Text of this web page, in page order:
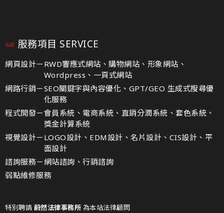
服務項目 SERVICE
網頁設計－ RWD響應式網站、購物網站、形象網站、
Wordpress、一頁式網站
網路行銷－SEO關鍵字與內容優化、GPT/GEO 生成式搜尋優
化服務
程式開發－會員系統、電商系統、直銷分潤系統、套色系統、
獎金計算系統
視覺設計－ LOGO設計、EDM設計、名片設計、CIS設計、平
面設計
諮詢服務－ 網站諮詢、行銷諮詢
弱點維修服務
特別聘請 蔚然法律事務所 為本站法律顧問